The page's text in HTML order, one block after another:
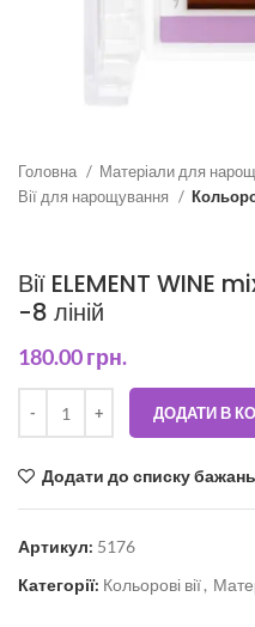
Головна
Матеріали для
Вії для нарощування
Вії ELEMENT
-8 ліній
180.00грн.
ДОДАТИ В
Додати до списку бажань
Артикул: 5176
Категорії: Кольорові вії,